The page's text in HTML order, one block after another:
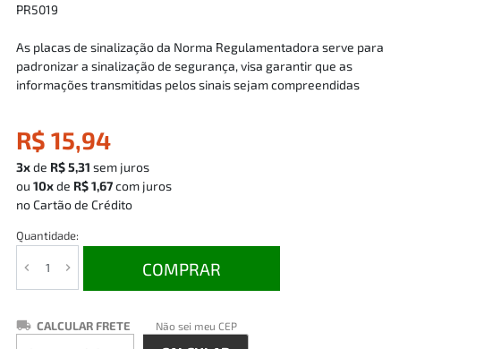
PR5019
As placas de sinalização da Norma Regulamentadora serve para
padronizar a sinalização de segurança, visa garantir que as
informações transmitidas pelos sinais sejam compreendidas
R$ 15,94
3xde R$ 5,31 sem juros
ou 10xde R$ 1,67com juros
no Cartão de Crédito
Quantidade:
COMPRAR
CALCULAR FRETE Não sei meu CEP